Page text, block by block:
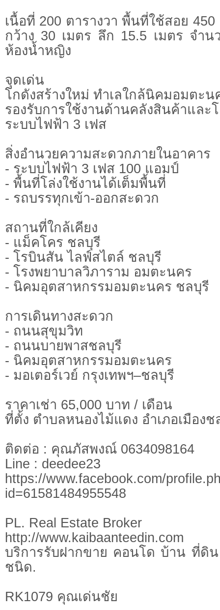
เนื้อที่ 200 ตารางวา พื้นที่ใช้สอย 450
กว้าง 30 เมตร ลึก 15.5 เมตร จำ
ห้องน้ำหญิง
จุดเด่น
โกดังสร้างใหม่ ทำเลใกล้นิคมอมตะน
รองรับการใช้งานด้านคลังสินค้าแ
ระบบไฟฟ้า 3 เฟส
สิ่งอำนวยความสะดวกภายในอาคาร
- ระบบไฟฟ้า 3 เฟส 100 แอมป์
- พื้นที่โล่งใช้งานได้เต็มพื้นที่
- รถบรรทุกเข้า-ออกสะดวก
สถานที่ใกล้เคียง
- แม็คโคร ชลบุรี
- โรบินสัน ไลฟ์สไตล์ ชลบุรี
- โรงพยาบาลวิภาราม อมตะนคร
- นิคมอุตสาหกรรมอมตะนคร ชลบุรี
การเดินทางสะดวก
- ถนนสุขุมวิท
- ถนนบายพาสชลบุรี
- นิคมอุตสาหกรรมอมตะนคร
- มอเตอร์เวย์ กรุงเทพฯ–ชลบุรี
ราคาเช่า 65,000 บาท / เดือน
ที่ตั้ง ตำบลหนองไม้แดง อำเภอเมือง
ติดต่อ : คุณภัสพงณ์ 0634098164
Line : deedee23
https://www.facebook.com/
id=61581484955548
PL. Real Estate Broker
http://www.kaibaanteedin.com
บริการรับฝากขาย คอนโด บ้าน ที่ดิ
ชนิด.
RK1079 คุณเด่นชัย